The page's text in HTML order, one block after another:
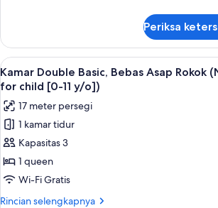
and
bed
for
child
[0-
11
y/o])
Kamar
Double
Ekonomi,
Boleh
(No
meal
and
bed
for
[0-
11
Periksa
Lihat
semua
foto
untuk
Kamar
Double
Basic,
Bebas
Asap
Meja kerja,
16
Kamar Double Basic, Bebas Asap Rokok
for child [0-11 y/o])
17 meter persegi
1 kamar tidur
Kapasitas 3
1 queen
Wi-Fi Gratis
Rincian selengkapnya
Rincian